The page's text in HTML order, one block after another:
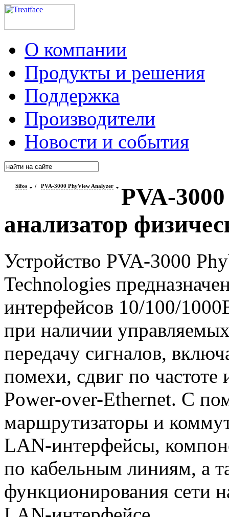
О компании
Продукты и решения
Поддержка
Производители
Новости и события
Sifos / PVA-3000 PhyView Analyzer PVA-3000
анализатор
Устройство PVA-3000
Technologies
интерфейсов 10/100/
при наличии
передачу сигналов,
помехи, сдвиг по частоте
Power-over-Ethernet. С
маршрутизаторы и
LAN-интерфейсы,
по кабельным линиям, а
функционирования сети